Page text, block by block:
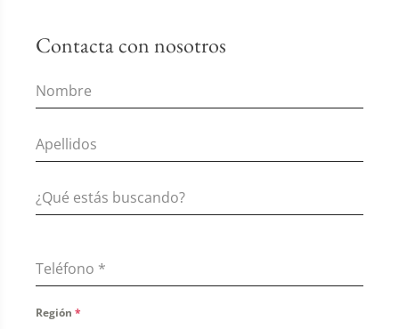
Contacta con nosotros
Teléfono *
Región *